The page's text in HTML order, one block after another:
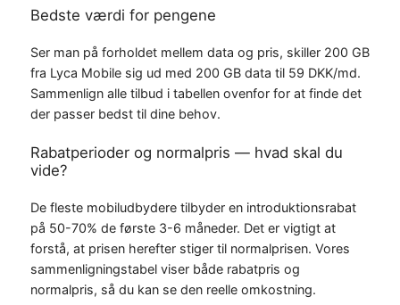
Bedste værdi for pengene
Ser man på forholdet mellem data og pris, skiller 200 GB
fra Lyca Mobile sig ud med 200 GB data til 59 DKK/md.
Sammenlign alle tilbud i tabellen ovenfor for at finde det
der passer bedst til dine behov.
Rabatperioder og normalpris — hvad skal du
vide?
De fleste mobiludbydere tilbyder en introduktionsrabat
på 50-70% de første 3-6 måneder. Det er vigtigt at
forstå, at prisen herefter stiger til normalprisen. Vores
sammenligningstabel viser både rabatpris og
normalpris, så du kan se den reelle omkostning.